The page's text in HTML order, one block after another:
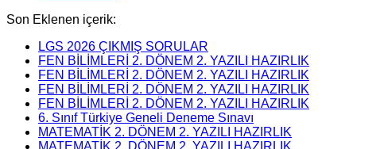
Son Eklenen içerik:
LGS 2026 ÇIKMIŞ SORULAR
FEN BİLİMLERİ 2. DÖNEM 2. YAZILI HAZIRLIK
FEN BİLİMLERİ 2. DÖNEM 2. YAZILI HAZIRLIK
FEN BİLİMLERİ 2. DÖNEM 2. YAZILI HAZIRLIK
FEN BİLİMLERİ 2. DÖNEM 2. YAZILI HAZIRLIK
6. Sınıf Türkiye Geneli Deneme Sınavı
MATEMATİK 2. DÖNEM 2. YAZILI HAZIRLIK
MATEMATİK 2. DÖNEM 2. YAZILI HAZIRLIK